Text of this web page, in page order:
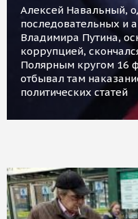
Алексей Навальный,
последовательных и
Владимира Путина,
коррупцией,
Полярным кругом 16
отбывал там
политических статей